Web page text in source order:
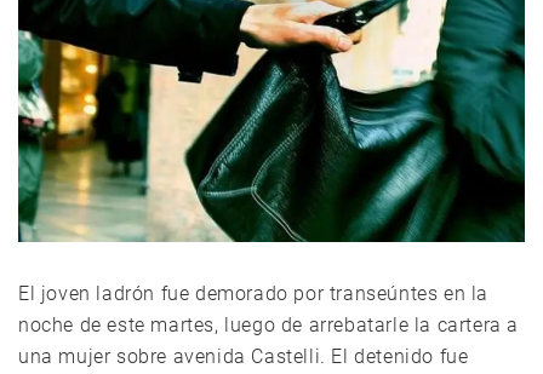
El joven ladrón fue demorado por transeúntes en la
noche de este martes, luego de arrebatarle la cartera a
una mujer sobre avenida Castelli. El detenido fue